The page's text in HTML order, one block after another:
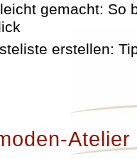
gemacht: So
erstellen:
Atelier